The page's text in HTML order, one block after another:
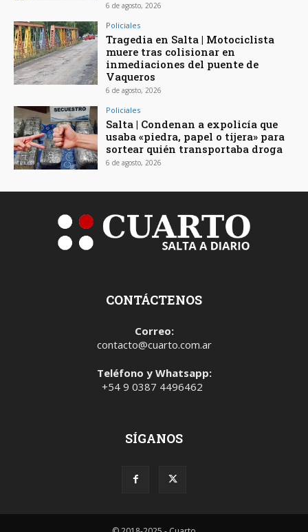
6 de agosto, 2026
Policiales
Tragedia en Salta | Motociclista
muere tras colisionar en
inmediaciones del puente de
Vaqueros
6 de agosto, 2026
Policiales
Salta | Condenan a expolicía que
usaba «piedra, papel o tijera» para
sortear quién transportaba droga
6 de agosto, 2026
CONTÁCTENOS
Correo:
contacto@cuarto.com.ar
Teléfono y Whatsapp:
+54 9 0387 4496462
SÍGANOS